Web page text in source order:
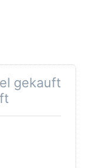
gekauft